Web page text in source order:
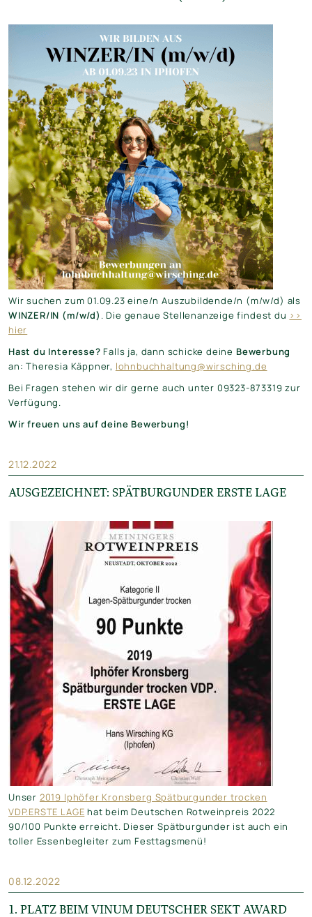
Wir suchen zum 01.09.23 eine/n Auszubildende/n (m/w/d) als
WINZER/IN (m/w/d) . Die genaue Stellenanzeige findest du >>
hier
Hast du Interesse? Falls ja, dann schicke deine Bewerbung
an: Theresia Käppner, lohnbuchhaltung@wirsching.de
Bei Fragen stehen wir dir gerne auch unter 09323-873319 zur
Verfügung.
Wir freuen uns auf deine Bewerbung!
21.12.2022
AUSGEZEICHNET: SPÄTBURGUNDER ERSTE LAGE
Unser 2019 Iphöfer Kronsberg Spätburgunder trocken
VDP.ERSTE LAGE hat beim Deutschen Rotweinpreis 2022
90/100 Punkte erreicht. Dieser Spätburgunder ist auch ein
toller Essenbegleiter zum Festtagsmenü!
08.12.2022
1. PLATZ BEIM VINUM DEUTSCHER SEKT AWARD